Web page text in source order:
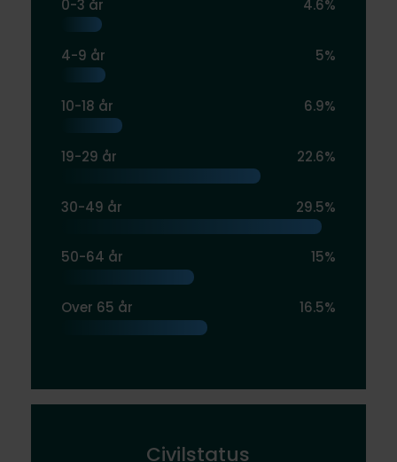
0-3 år 4.6%
4-9 år 5%
10-18 år 6.9%
19-29 år 22.6%
30-49 år 29.5%
50-64 år 15%
Over 65 år 16.5%
Civilstatus